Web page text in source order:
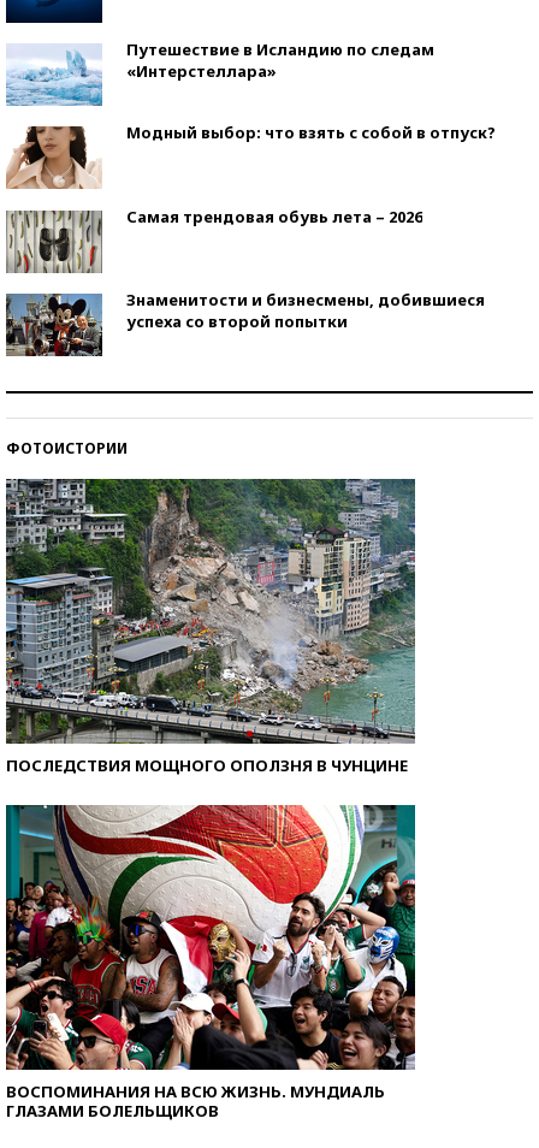
Путешествие в Исландию по следам
«Интерстеллара»
Модный выбор: что взять с собой в отпуск?
Самая трендовая обувь лета – 2026
Знаменитости и бизнесмены, добившиеся
успеха со второй попытки
ФОТОИСТОРИИ
ПОСЛЕДСТВИЯ МОЩНОГО ОПОЛЗНЯ В ЧУНЦИНЕ
ВОСПОМИНАНИЯ НА ВСЮ ЖИЗНЬ. МУНДИАЛЬ
ГЛАЗАМИ БОЛЕЛЬЩИКОВ